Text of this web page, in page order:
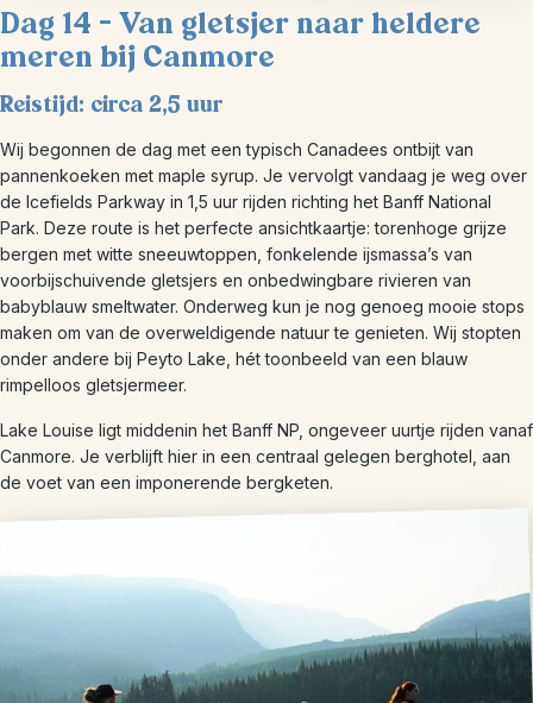
Dag 14 – Van gletsjer naar heldere
meren bij Canmore
Reistijd: circa 2,5 uur
Wij begonnen de dag met een typisch Canadees ontbijt van
pannenkoeken met maple syrup. Je vervolgt vandaag je weg over
de Icefields Parkway in 1,5 uur rijden richting het Banff National
Park. Deze route is het perfecte ansichtkaartje: torenhoge grijze
bergen met witte sneeuwtoppen, fonkelende ijsmassa’s van
voorbijschuivende gletsjers en onbedwingbare rivieren van
babyblauw smeltwater. Onderweg kun je nog genoeg mooie stops
maken om van de overweldigende natuur te genieten. Wij stopten
onder andere bij Peyto Lake, hét toonbeeld van een blauw
rimpelloos gletsjermeer.
Lake Louise ligt middenin het Banff NP, ongeveer uurtje rijden vanaf
Canmore. Je verblijft hier in een centraal gelegen berghotel, aan
de voet van een imponerende bergketen.